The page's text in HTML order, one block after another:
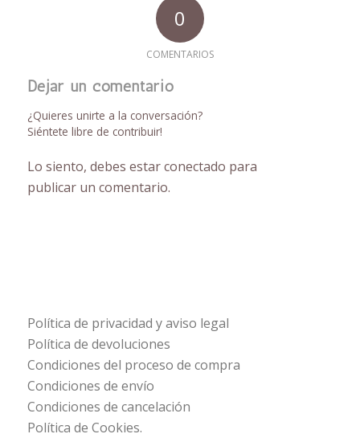
0
COMENTARIOS
Dejar un comentario
¿Quieres unirte a la conversación?
Siéntete libre de contribuir!
Lo siento, debes estarconectado para
publicar un comentario.
Política de privacidad y aviso legal
Política de devoluciones
Condiciones del proceso de compra
Condiciones de envío
Condiciones de cancelación
Política de Cookies.